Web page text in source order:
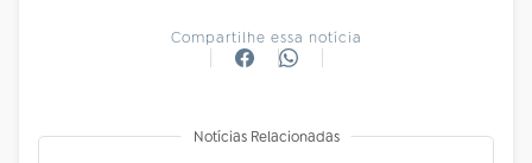
Compartilhe essa notícia
Notícias Relacionadas